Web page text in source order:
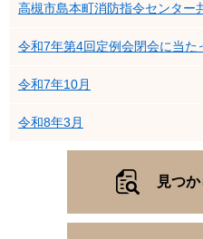
高槻市島本町消防指令センター
令和7年第4回定例会閉会に当た
令和7年10月
令和8年3月
見つ